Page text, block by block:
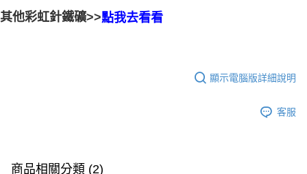
其他彩虹針鐵礦>>點我去看看
顯示電腦版詳細說明
客服
商品相關分類 (2)